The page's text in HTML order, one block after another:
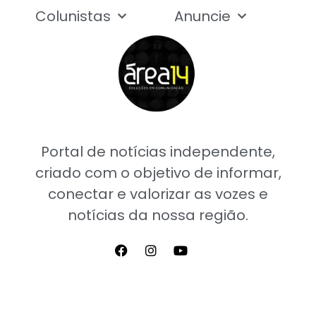
Portal de notícias independente,
criado com o objetivo de informar,
conectar e valorizar as vozes e
notícias da nossa região.
Colunistas
Anuncie